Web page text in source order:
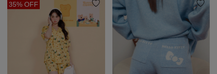
35% OFF